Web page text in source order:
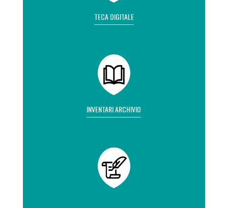
TECA DIGITALE
INVENTARI ARCHIVIO